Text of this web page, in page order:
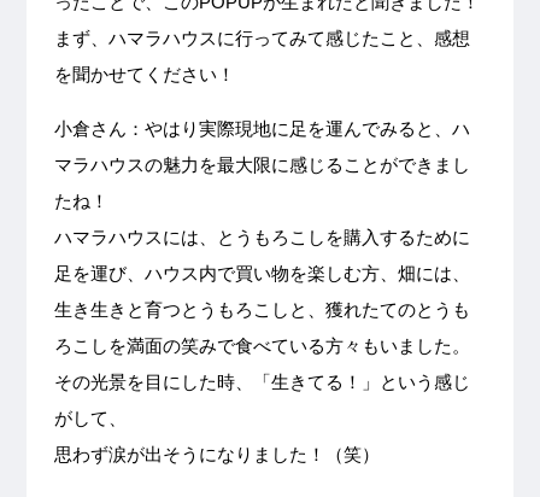
まず、ハマラハウスに行ってみて感じたこと、感想
を聞かせてください！
小倉さん：やはり実際現地に足を運んでみると、ハ
マラハウスの魅力を最大限に感じることができまし
たね！
ハマラハウスには、とうもろこしを購入するために
足を運び、ハウス内で買い物を楽しむ方、畑には、
生き生きと育つとうもろこしと、獲れたてのとうも
ろこしを満面の笑みで食べている方々もいました。
その光景を目にした時、「生きてる！」という感じ
がして、
思わず涙が出そうになりました！（笑）